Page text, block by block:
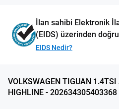
İlan sahibi Elektronik
(EIDS) üzerinden
EIDS Nedir?
VOLKSWAGEN TIGUAN
HIGHLINE - 202634305403368